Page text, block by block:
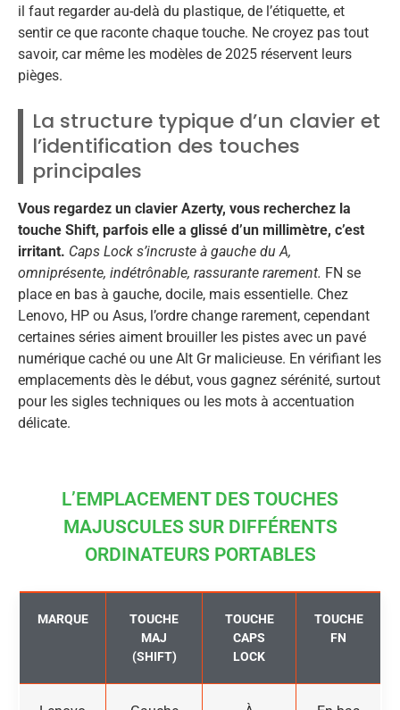
il faut regarder au-delà du plastique, de l’étiquette, et
sentir ce que raconte chaque touche. Ne croyez pas tout
savoir, car même les modèles de 2025 réservent leurs
pièges.
La structure typique d’un clavier et
l’identification des touches
principales
Vous regardez un clavier Azerty, vous recherchez la
touche Shift, parfois elle a glissé d’un millimètre, c’est
irritant. Caps Lock s’incruste à gauche du A,
omniprésente, indétrônable, rassurante rarement. FN se
place en bas à gauche, docile, mais essentielle. Chez
Lenovo, HP ou Asus, l’ordre change rarement, cependant
certaines séries aiment brouiller les pistes avec un pavé
numérique caché ou une Alt Gr malicieuse. En vérifiant les
emplacements dès le début, vous gagnez sérénité, surtout
pour les sigles techniques ou les mots à accentuation
délicate.
L’EMPLACEMENT DES TOUCHES
MAJUSCULES SUR DIFFÉRENTS
ORDINATEURS PORTABLES
MARQUE
TOUCHE
MAJ
(SHIFT)
TOUCHE
CAPS
LOCK
TOUCHE
FN